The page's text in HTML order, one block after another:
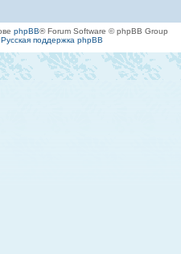
phpBB® Forum Software © phpBB Group
Русская поддержка phpBB